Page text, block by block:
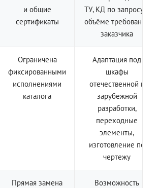
и общие
сертификаты
ТУ, КД по запросу в
объёме требований
заказчика
Ограничена
фиксированными
исполнениями
каталога
Адаптация под
шкафы
отечественной и
зарубежной
разработки,
переходные
элементы,
изготовление по
чертежу
Прямая замена
Возможность